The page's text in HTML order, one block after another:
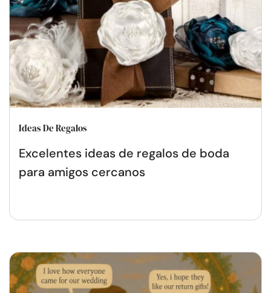
Ideas De Regalos
Excelentes ideas de regalos de boda
para amigos cercanos